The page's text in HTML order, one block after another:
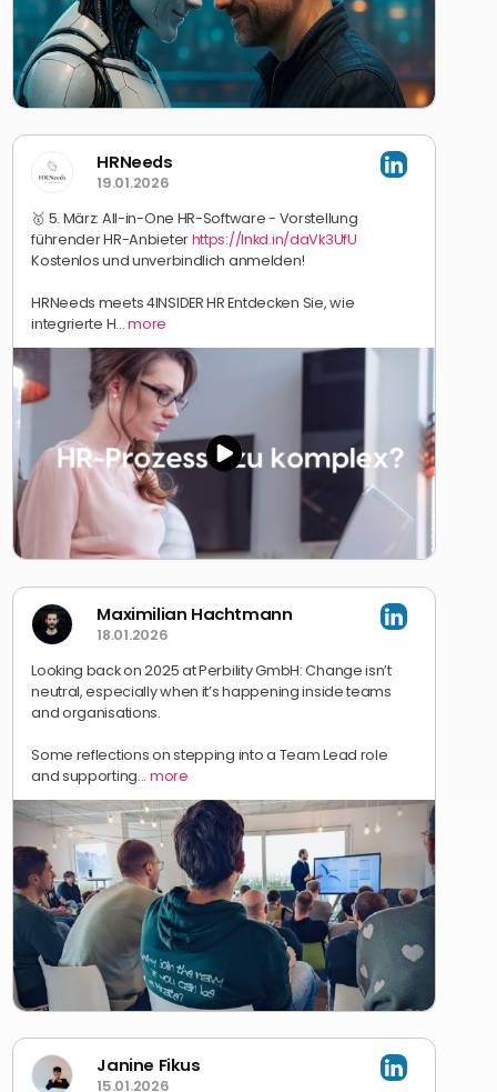
HRNeeds
19.01.2026
🥇 5. März: All-in-One HR-Software - Vorstellung
führender HR-Anbieterhttps://lnkd.in/daVk3UfU
Kostenlos und unverbindlich anmelden!
HRNeeds meets 4INSIDER HR Entdecken Sie, wie
integrierte H...more
Maximilian Hachtmann
18.01.2026
Looking back on 2025 at Perbility GmbH: Change isn’t
neutral, especially when it’s happening inside teams
and organisations.
Some reflections on stepping into a Team Lead role
and supporting... more
Janine Fikus
15.01.2026